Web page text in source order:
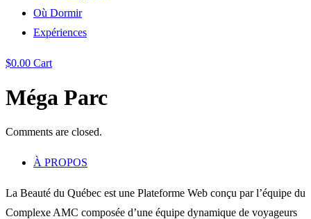
Où Dormir
Expériences
$0.00 Cart
Méga Parc
Comments are closed.
À PROPOS
La Beauté du Québec est une Plateforme Web conçu par l’équipe du
Complexe AMC composée d’une équipe dynamique de voyageurs